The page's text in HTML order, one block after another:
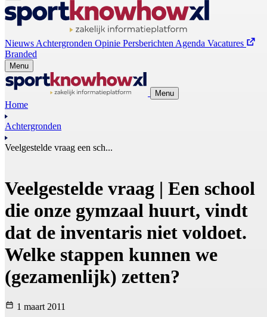
Nieuws Achtergronden Opinie Persberichten Agenda Vacatures
Branded
Menu
Menu
Home
Achtergronden
Veelgestelde vraag een sch...
Veelgestelde vraag | Een school
die onze gymzaal huurt, vindt
dat de inventaris niet voldoet.
Welke stappen kunnen we
(gezamenlijk) zetten?
1 maart 2011